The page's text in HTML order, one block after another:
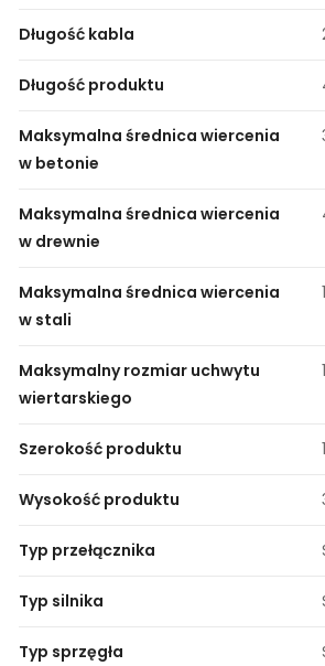
Długość kabla
Długość produktu
Maksymalna średnica wiercenia
w betonie
Maksymalna średnica wiercenia
w drewnie
Maksymalna średnica wiercenia
w stali
Maksymalny rozmiar uchwytu
wiertarskiego
Szerokość produktu
Wysokość produktu
Typ przełącznika
Typ silnika
Typ sprzęgła